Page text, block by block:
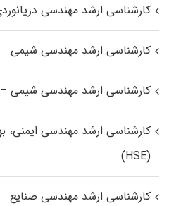
کارشناسی ارشد مهندسی
کارشناسی ارشد مهندسی شیمی
کارشناسی ارشد مهندسی شیمی –
کارشناسی ارشد مهندسی
(HSE)
کارشناسی ارشد مهندسی صنایع